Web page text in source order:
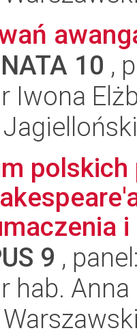
10 ,
Iwona
9 ,
hab.